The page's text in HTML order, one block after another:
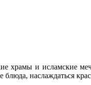
храмы и исламские
наслаждаться